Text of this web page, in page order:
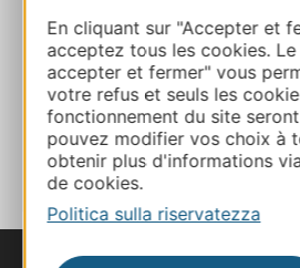
En cliquant sur "Accepter et
acceptez tous les cookies.
accepter et fermer" vous
votre refus et seuls les
fonctionnement du site
pouvez modifier vos choix à
obtenir plus d'informations
de cookies.
Politica sulla riservatezza
Calcola il tuo percorso
AGGIUNGI
AL TACCUINO